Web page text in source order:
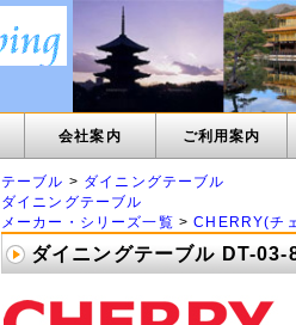
会社案内 ご利用案内
テーブル > ダイニングテーブル
ダイニングテーブル
メーカー・シリーズ一覧 >CHERRY(チ
ダイニングテーブル DT-